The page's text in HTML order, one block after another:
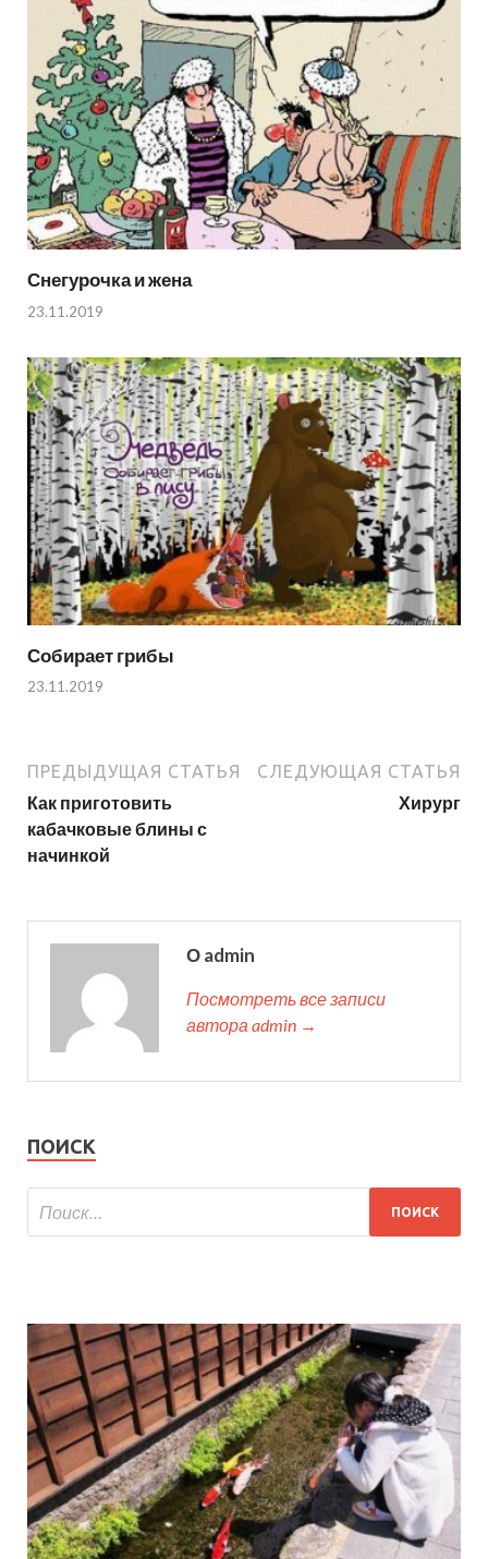
Снегурочка и жена
23.11.2019
Собирает грибы
23.11.2019
ПРЕДЫДУЩАЯ СТАТЬЯ
Как приготовить
кабачковые блины с
начинкой
СЛЕДУЮЩАЯ СТАТЬЯ
Хирург
О admin
Посмотреть все записи
автора admin →
ПОИСК